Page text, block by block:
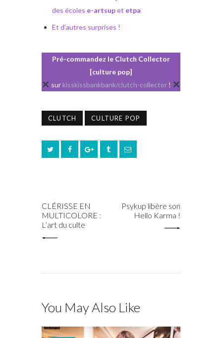
des écoles e-artsupet etpa
Et d’autres surprises !
Pré-commandez le Clutch Collector
[culture pop]
sur kisskissbankbank/clutch-collector !
CLUTCH CULTURE POP
CLÉRISSE EN
MULTICOLORE :
L’art du culte
Psykup libère son
Hello Karma !
You May Also Like